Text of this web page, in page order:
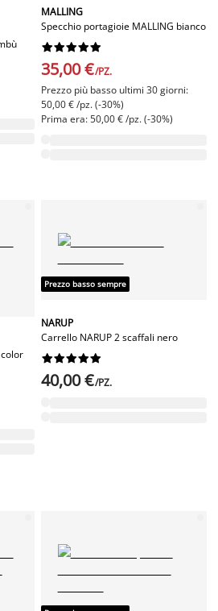
MALLING
Specchio portagioie MALLING bianco






35,00 €/PZ.
Prezzo più basso ultimi 30 giorni:
50,00 € /pz. (-30%)
Prima era: 50,00 € /pz. (-30%)
Prezzo basso sempre
NARUP
Carrello NARUP 2 scaffali nero






40,00 €/PZ.